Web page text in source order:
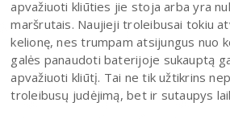
apvažiuoti kliūties jie stoja arba yra
maršrutais. Naujieji troleibusai tokiu
kelionę, nes trumpam atsijungus nuo
galės panaudoti baterijoje sukauptą
apvažiuoti kliūtį. Tai ne tik užtikrins
troleibusų judėjimą, bet ir sutaupys